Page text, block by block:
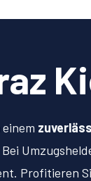
Bei
Profitieren